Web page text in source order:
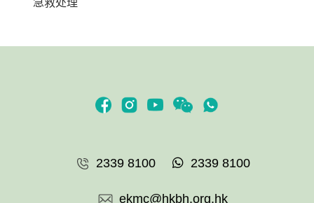
2339 8100 2339 8100
ekmc@hkbh.org.hk